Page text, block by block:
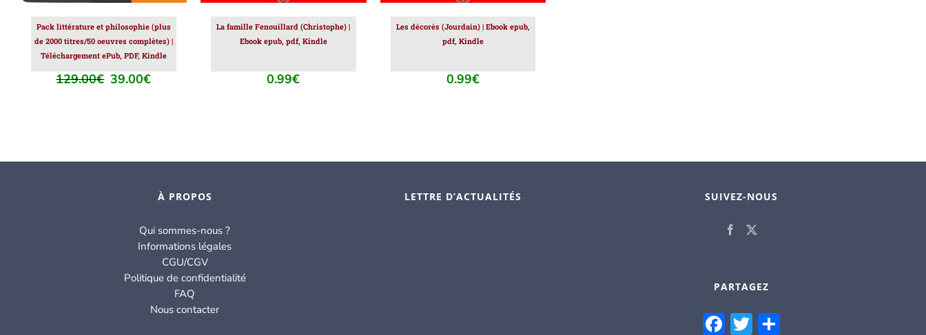
Pack littérature et philosophie (plus
de 2000 titres/50 oeuvres complètes) |
Téléchargement ePub, PDF, Kindle
129.00€ Le
39.00€Le
La famille Fenouillard (Christophe) |
Ebook epub, pdf, Kindle
0.99€
Les décorés (Jourdain) | Ebook epub,
pdf, Kindle
0.99€
À PROPOS
Qui sommes-nous ?
Informations légales
CGU/CGV
Politique de confidentialité
FAQ
Nous contacter
LETTRE D’ACTUALITÉS SUIVEZ-NOUS
PARTAGEZ
Facebook
TwitterPartager